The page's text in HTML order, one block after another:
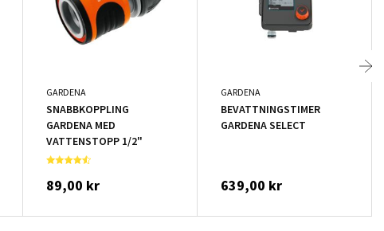
GARDENA
SNABBKOPPLING
GARDENA MED
VATTENSTOPP 1/2"
89,00 kr
GARDENA
BEVATTNINGSTIMER
GARDENA SELECT
639,00 kr